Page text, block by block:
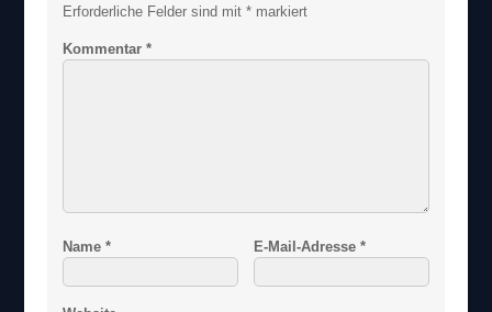
Erforderliche Felder sind mit* markiert
Kommentar*
Name* E-Mail-Adresse *